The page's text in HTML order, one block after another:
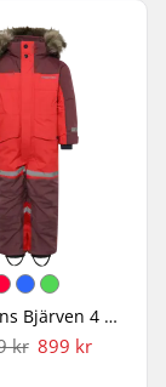
Didriksons Bjärven 4 Børn Flyverdragt
kr 899 kr